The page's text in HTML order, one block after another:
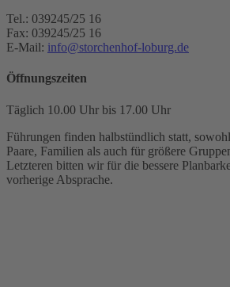
Tel.: 039245/25 16
Fax: 039245/25 16
E-Mail: info@storchenhof-loburg.de
Öffnungszeiten
Täglich 10.00 Uhr bis 17.00 Uhr
Führungen finden halbstündlich statt,
Paare, Familien als auch für größere
Letzteren bitten wir für die bessere
vorherige Absprache.